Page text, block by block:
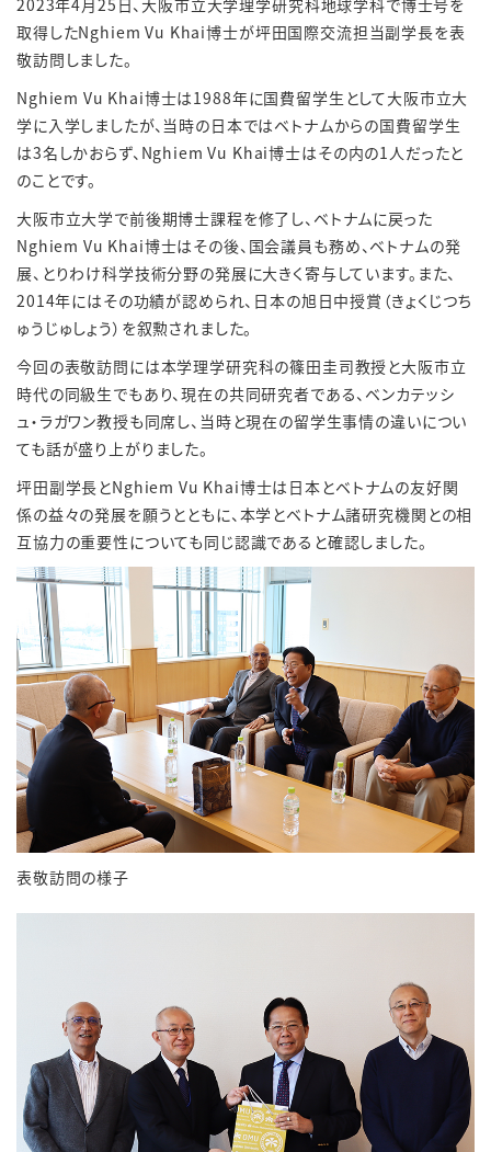
2023年4月25 日、大阪市立大学理学研究科地球学科で博士号を
取得したNghiem Vu Khai博士が坪田国際交流担当副学長を表
敬訪問しました。
Nghiem Vu Khai博士は1988年に国費留学生として大阪市立大
学に入学しましたが、当時の日本ではベトナムからの国費留学生
は3名しかおらず、 Nghiem Vu Khai博士はその内の1人だったと
のことです。
大阪市立大学で前後期博士課程を修了し、ベトナムに戻った
Nghiem Vu Khai博士はその後、国会議員も務め、ベトナムの発
展、とりわけ科学技術分野の発展に大きく寄与しています。また、
2014年にはその功績が認められ、日本の旭日中授賞（きょくじつち
ゅうじゅしょう）を叙勲されました。
今回の表敬訪問には本学理学研究科の篠田圭司教授と大阪市立
時代の同級生でもあり、現在の共同研究者である、ベンカテッシ
ュ・ラガワン教授も同席し、当時と現在の留学生事情の違いについ
ても話が盛り上がりました。
坪田副学長とNghiem Vu Khai博士は日本とベトナムの友好関
係の益々の発展を願うとともに、本学とベトナム諸研究機関との相
互協力の重要性についても同じ認識であると確認しました。
表敬訪問の様子